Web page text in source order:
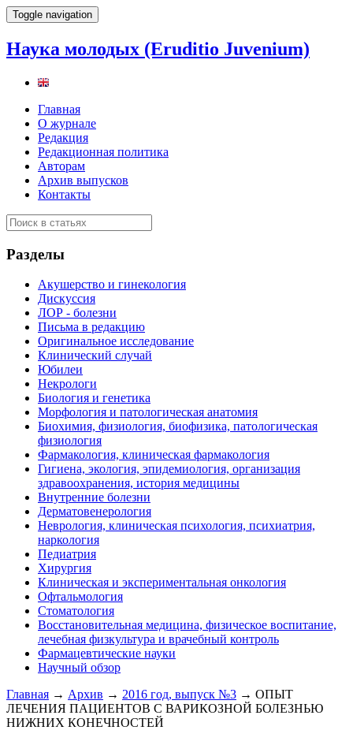
Toggle navigation
Наука молодых (Eruditio Juvenium)
Главная
О журнале
Редакция
Редакционная политика
Авторам
Архив выпусков
Контакты
Разделы
Акушерство и гинекология
Дискуссия
ЛОР - болезни
Письма в редакцию
Оригинальное исследование
Клинический случай
Юбилеи
Некрологи
Биология и генетика
Морфология и патологическая анатомия
Биохимия, физиология, биофизика, патологическая
физиология
Фармакология, клиническая фармакология
Гигиена, экология, эпидемиология, организация
здравоохранения, история медицины
Внутренние болезни
Дерматовенерология
Неврология, клиническая психология, психиатрия,
наркология
Педиатрия
Хирургия
Клиническая и экспериментальная онкология
Офтальмология
Стоматология
Восстановительная медицина, физическое воспитание,
лечебная физкультура и врачебный контроль
Фармацевтические науки
Научный обзор
Главная → Архив → 2016 год, выпуск №3 → ОПЫТ
ЛЕЧЕНИЯ ПАЦИЕНТОВ С ВАРИКОЗНОЙ БОЛЕЗНЬЮ
НИЖНИХ КОНЕЧНОСТЕЙ